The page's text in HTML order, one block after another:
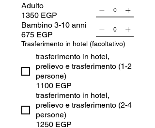
Adulto
1350 EGP
Bambino 3-10 anni
675 EGP
Trasferimento in hotel (facoltativo)
trasferimento in hotel,
prelievo e trasferimento (1-2
persone)
1100 EGP
trasferimento in hotel,
prelievo e trasferimento (2-4
persone)
1250 EGP